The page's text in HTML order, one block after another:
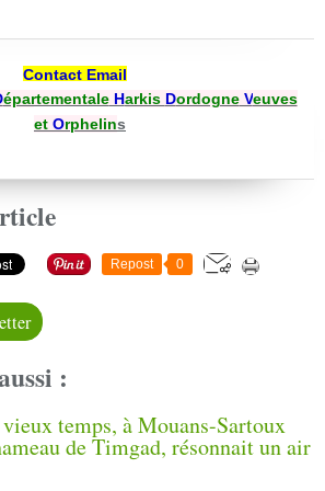
Contact Email
épartementaleHarkis DordogneVeuves
et Orphelins
Repost 0
: